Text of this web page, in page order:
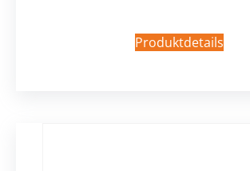
Produktdetails